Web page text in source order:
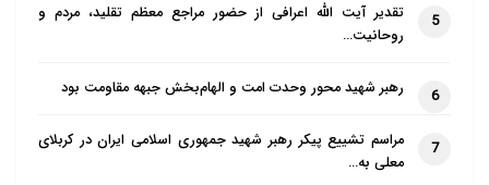
5
تقدیر آیت الله اعرافی از حضور مراجع معظم تقلید، مردم و
روحانیت…
6 رهبر شهید محور وحدت امت و الهام‌بخش جبهه مقاومت بود
7
مراسم تشییع پیکر رهبر شهید جمهوری اسلامی ایران در کربلای
معلی به…